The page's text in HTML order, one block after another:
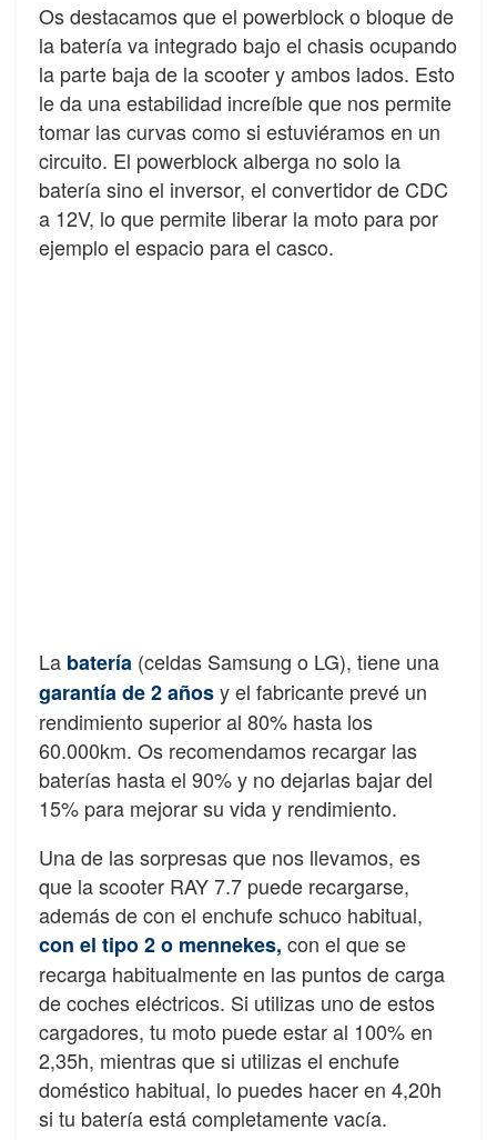
Os destacamos que el powerblock o bloque de
la batería va integrado bajo el chasis ocupando
la parte baja de la scooter y ambos lados. Esto
le da una estabilidad increíble que nos permite
tomar las curvas como si estuviéramos en un
circuito. El powerblock alberga no solo la
batería sino el inversor, el convertidor de CDC
a 12V, lo que permite liberar la moto para por
ejemplo el espacio para el casco.
La batería (celdas Samsung o LG), tiene una
garantía de 2 añosy el fabricante prevé un
rendimiento superior al 80% hasta los
60.000km. Os recomendamos recargar las
baterías hasta el 90% y no dejarlas bajar del
15% para mejorar su vida y rendimiento.
Una de las sorpresas que nos llevamos, es
que la scooter RAY 7.7 puede recargarse,
además de con el enchufe schuco habitual,
con el tipo 2 o mennekes, con el que se
recarga habitualmente en las puntos de carga
de coches eléctricos. Si utilizas uno de estos
cargadores, tu moto puede estar al 100% en
2,35h, mientras que si utilizas el enchufe
doméstico habitual, lo puedes hacer en 4,20h
si tu batería está completamente vacía.